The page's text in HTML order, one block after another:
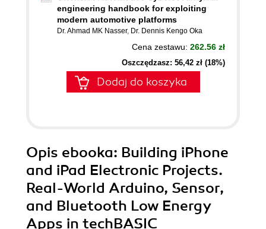
engineering handbook for exploiting
modern automotive platforms
Dr. Ahmad MK Nasser, Dr. Dennis Kengo Oka
Cena zestawu: 262.56 zł
Oszczędzasz: 56,42 zł (18%)
Dodaj do koszyka
Opis ebooka: Building iPhone
and iPad Electronic Projects.
Real-World Arduino, Sensor,
and Bluetooth Low Energy
Apps in techBASIC